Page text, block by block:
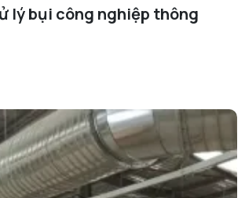
lý bụi công nghiệp thông